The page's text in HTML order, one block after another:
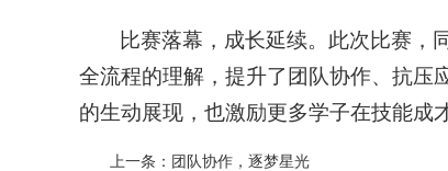
比赛落幕，成长延续。此次比赛，
全流程的理解，提升了团队协作、抗压
的生动展现，也激励更多学子在技能成
上一条： 团队协作，逐梦星光